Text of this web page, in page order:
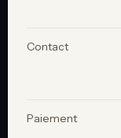
Contact
Paiement